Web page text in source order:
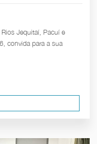
Jequitaí, Pacuí e
convida para a sua